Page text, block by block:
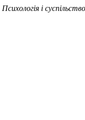
Психологія і суспільство